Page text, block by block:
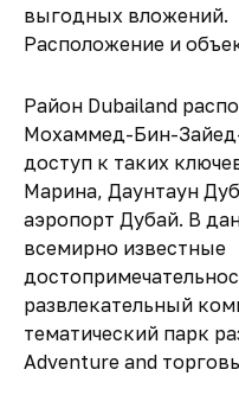
выгодных вложений.
Расположение и
Район Dubailand
Мохаммед-Бин-
доступ к таких
Марина, Даунтаун
аэропорт Дубай. В
всемирно известные
развлекательный
тематический парк
Adventure and